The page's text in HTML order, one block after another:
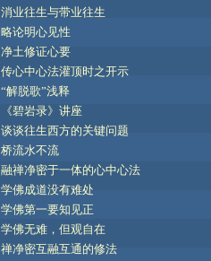
消业往生与带业往生
略论明心见性
净土修证心要
传心中心法灌顶时之开示
“解脱歌”浅释
《碧岩录》讲座
谈谈往生西方的关键问题
桥流水不流
融禅净密于一体的心中心法
学佛成道没有难处
学佛第一要知见正
学佛无难，但观自在
禅净密互融互通的修法